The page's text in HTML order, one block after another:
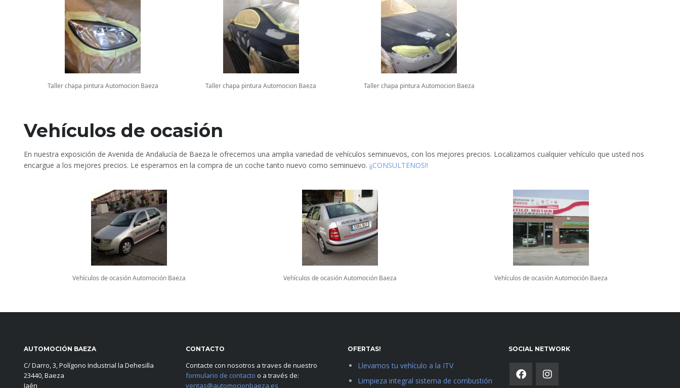
Taller chapa pintura Automocion Baeza Taller chapa pintura Automocion Baeza Taller chapa pintura Automocion Baeza
Vehículos de ocasión
En nuestra exposición de Avenida de Andalucía de Baeza le ofrecemos una amplia variedad de vehículos seminuevos, con los mejores precios. Localizamos cualquier vehículo que usted nos
encargue a los mejores precios. Le esperamos en la compra de un coche tanto nuevo como seminuevo. ¡¡CONSULTENOS!!
Vehículos de ocasión Automoción Baeza Vehículos de ocasión Automoción Baeza Vehículos de ocasión Automoción Baeza
AUTOMOCIÓN BAEZA
C/ Darro, 3, Polígono Industrial la Dehesilla
23440, Baeza
Jaén
CONTACTO
Contacte con nosotros a traves de nuestro
formulario de contacto o a través de:
ventas@automocionbaeza.es
OFERTAS!
Llevamos tu vehículo a la ITV
Limpieza integral sistema de combustión
SOCIAL NETWORK